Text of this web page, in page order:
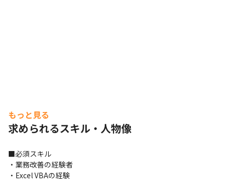
もっと見る
求められるスキル・人物像
■必須スキル
・業務改善の経験者
・Excel VBAの経験